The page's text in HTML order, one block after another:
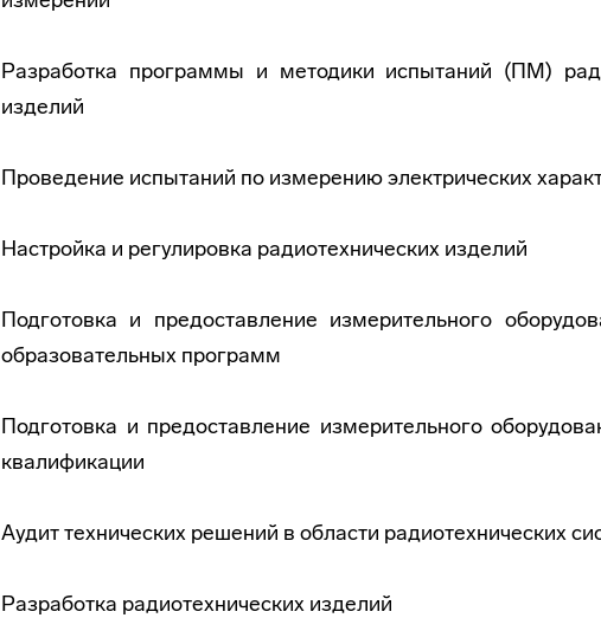
Разработка программы и методики испытаний (ПМ)
изделий
Проведение испытаний по измерению электрических
Настройка и регулировка радиотехнических изделий
Подготовка и предоставление измерительного
образовательных программ
Подготовка и предоставление измерительного
квалификации
Аудит технических решений в области радиотехнических
Разработка радиотехнических изделий